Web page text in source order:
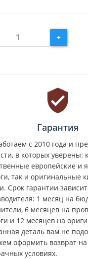
+
Гарантия
с 2010 года и
в которых уверены:
европейские и
так и оригинальные
Срок гарантии
1 месяц на
6 месяцев на
и 12 месяцев на
деталь вам не
оформить возврат
условиях.